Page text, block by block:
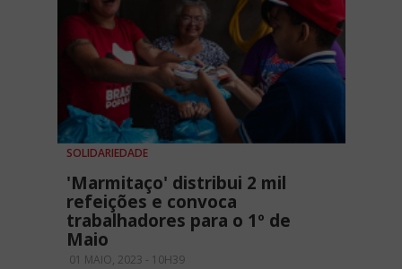
SOLIDARIEDADE
'Marmitaço' distribui 2 mil
refeições e convoca
trabalhadores para o 1º de
Maio
01 MAIO, 2023 - 10H39